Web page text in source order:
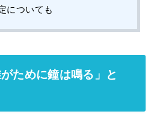
についても
ために鐘は鳴る」と